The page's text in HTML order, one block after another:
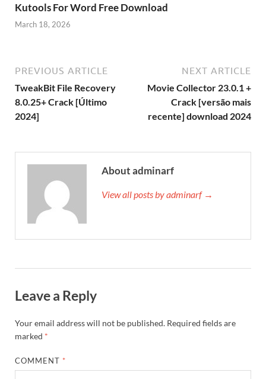
Kutools For Word Free Download
March 18, 2026
PREVIOUS ARTICLE
TweakBit File Recovery
8.0.25+ Crack [Último
2024]
NEXT ARTICLE
Movie Collector 23.0.1 +
Crack [versão mais
recente] download 2024
About adminarf
View all posts by adminarf →
Leave a Reply
Your email address will not be published. Required fields are
marked *
COMMENT *